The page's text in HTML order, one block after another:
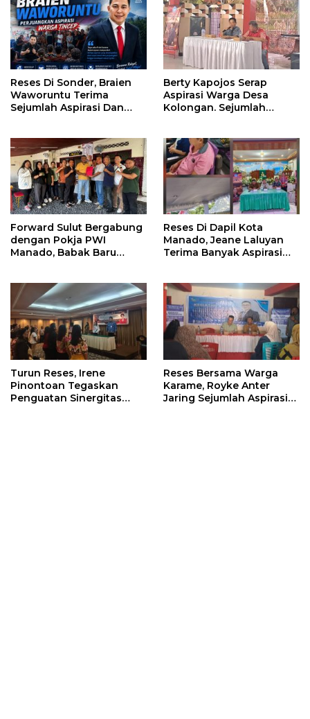
Reses Di Sonder, Braien
Waworuntu Terima
Sejumlah Aspirasi Dan
Berty Kapojos Serap
Aspirasi Warga Desa
Kolongan. Sejumlah
Forward Sulut Bergabung
dengan Pokja PWI
Manado, Babak Baru
Reses Di Dapil Kota
Manado, Jeane Laluyan
Terima Banyak Aspirasi
Turun Reses, Irene
Pinontoan Tegaskan
Penguatan Sinergitas
Reses Bersama Warga
Karame, Royke Anter
Jaring Sejumlah Aspirasi